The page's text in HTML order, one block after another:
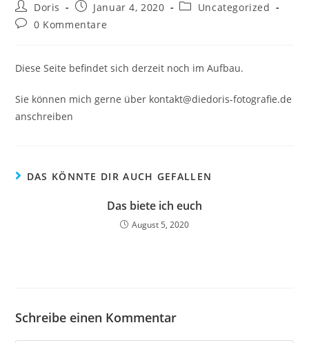
Doris Januar 4, 2020
Uncategorized
0 Kommentare
Diese Seite befindet sich derzeit noch im Aufbau.
Sie können mich gerne über kontakt@diedoris-fotografie.de
anschreiben
DAS KÖNNTE DIR AUCH GEFALLEN
Das biete ich euch
August 5, 2020
Schreibe einen Kommentar